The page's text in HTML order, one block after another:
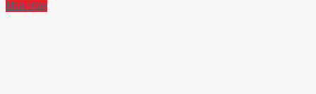
Mua ngay